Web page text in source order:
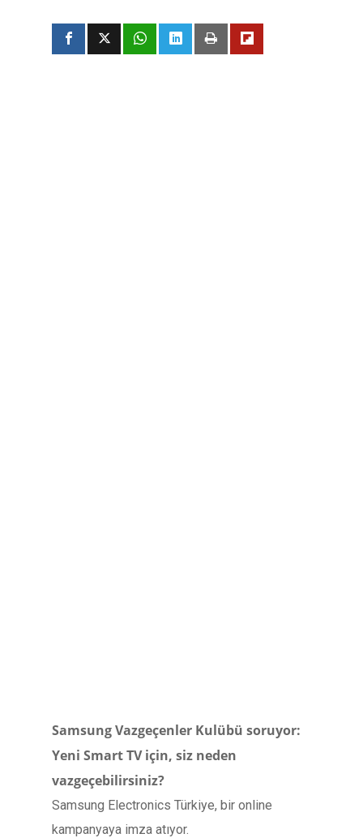
Samsung Vazgeçenler Kulübü soruyor:
Yeni Smart TV için, siz neden
vazgeçebilirsiniz?
Samsung Electronics Türkiye, bir online
kampanyaya imza atıyor.